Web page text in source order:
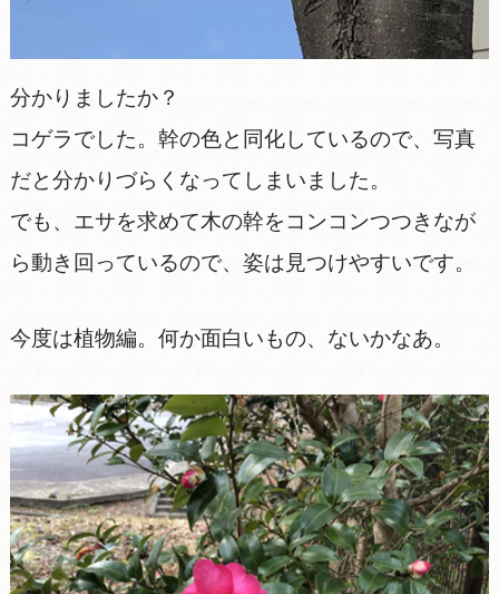
分かりましたか？
コゲラでした。幹の色と同化しているので、写真
だと分かりづらくなってしまいました。
でも、エサを求めて木の幹をコンコンつつきなが
ら動き回っているので、姿は見つけやすいです。
今度は植物編。何か面白いもの、ないかなあ。